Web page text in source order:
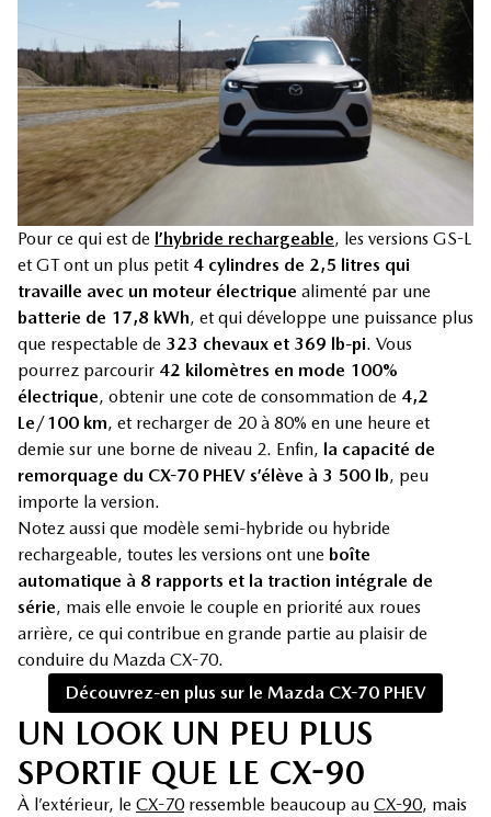
Pour ce qui est de l’hybride rechargeable, les versions GS-L
et GT ont un plus petit 4 cylindres de 2,5 litres qui
travaille avec un moteur électrique alimenté par une
batterie de 17,8 kWh, et qui développe une puissance plus
que respectable de 323 chevaux et 369 lb-pi. Vous
pourrez parcourir 42 kilomètres en mode 100%
électrique, obtenir une cote de consommation de 4,2
Le/100 km, et recharger de 20 à 80% en une heure et
demie sur une borne de niveau 2. Enfin, la capacité de
remorquage du CX-70 PHEV s’élève à 3 500 lb, peu
importe la version.
Notez aussi que modèle semi-hybride ou hybride
rechargeable, toutes les versions ont une boîte
automatique à 8 rapports et la traction intégrale de
série, mais elle envoie le couple en priorité aux roues
arrière, ce qui contribue en grande partie au plaisir de
conduire du Mazda CX-70.
Découvrez-en plus sur le Mazda CX-70 PHEV
UN LOOK UN PEU PLUS
SPORTIF QUE LE CX-90
À l’extérieur, le CX-70 ressemble beaucoup au CX-90, mais